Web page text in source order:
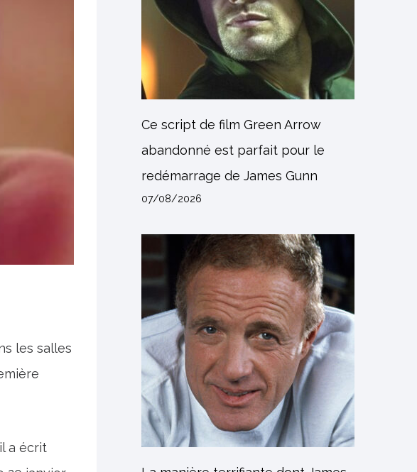
les salles
a écrit
Ce script de film Green Arrow
abandonné est parfait pour le
redémarrage de James Gunn
07/08/2026